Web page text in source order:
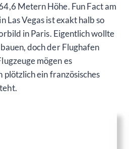
Metern Höhe. Fun Fact am
Las Vegas ist exakt halb so
in Paris. Eigentlich wollte
doch der Flughafen
mögen es
plötzlich ein französisches